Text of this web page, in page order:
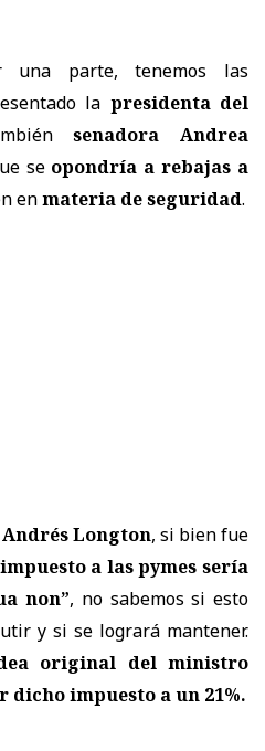
parte, tenemos las
la presidenta del
senadora Andrea
seopondría a rebajas a
enmateria de seguridad.
Longton, si bien fue
impuesto a las pymes sería
non”, no sabemos si esto
y si se logrará mantener.
original del ministro
impuesto a un 21%.